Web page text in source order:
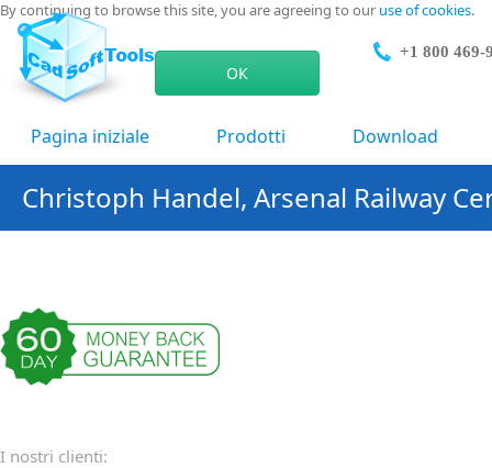
By continuing to browse this site, you are agreeing to our use of cookies.
ОК
+1 800 469-
Pagina iniziale Prodotti Download
Christoph Handel, Arsenal Railway
I nostri clienti: